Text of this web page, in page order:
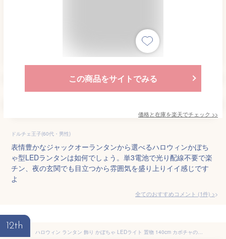
この商品をサイトでみる
価格と在庫を楽天でチェック >>
ドルチェ王子(60代・男性)
表情豊かなジャックオーランタンから選べるハロウィンかぼち
ゃ型LEDランタンは如何でしょう。単3電池で光り配線不要で楽
チン、夜の玄関でも目立つから雰囲気を盛り上りイイ感じです
よ
全てのおすすめコメント (1件) >
12th
ハロウィン ランタン 飾り かぼちゃ LEDライト 置物 140cm カボチャのオブジェ 飾り付け ハロウィングッズ 装飾